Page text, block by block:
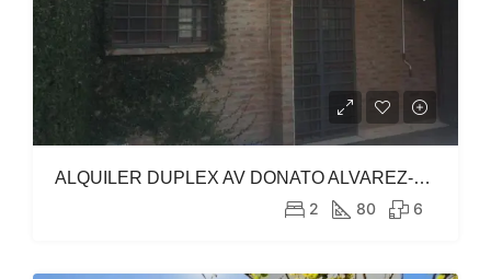
ALQUILER DUPLEX AV DONATO ALVAREZ-ARGÜELLO
2
80 6